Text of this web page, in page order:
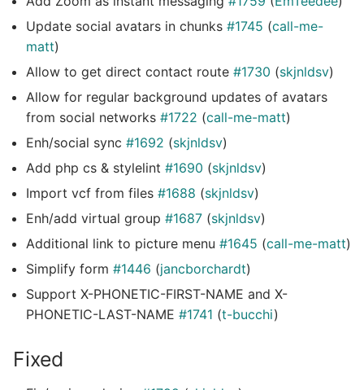
Update social avatars in chunks #1745 (call-me-
matt)
Allow to get direct contact route #1730 (skjnldsv)
Allow for regular background updates of avatars
from social networks #1722 (call-me-matt)
Enh/social sync #1692 (skjnldsv)
Add php cs & stylelint #1690 (skjnldsv)
Import vcf from files #1688 (skjnldsv)
Enh/add virtual group #1687 (skjnldsv)
Additional link to picture menu #1645 (call-me-matt)
Simplify form #1446 (jancborchardt)
Support X-PHONETIC-FIRST-NAME and X-
PHONETIC-LAST-NAME #1741 (t-bucchi)
Fixed